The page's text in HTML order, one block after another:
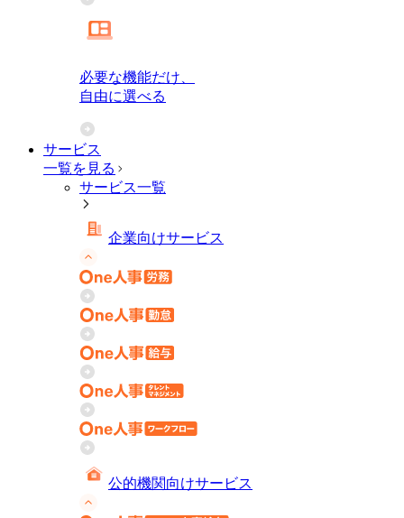
必要な機能だけ、
自由に選べる
サービス
一覧を見る
サービス一覧
企業向けサービス
公的機関向けサービス